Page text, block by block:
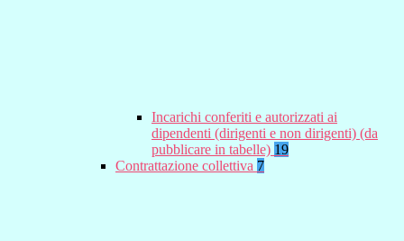
Incarichi conferiti e autorizzati ai
dipendenti (dirigenti e non dirigenti) (da
pubblicare in tabelle) 19
Contrattazione collettiva 7